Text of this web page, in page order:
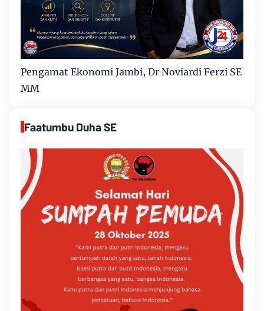
Pengamat Ekonomi Jambi, Dr Noviardi Ferzi SE
MM
Faatumbu Duha SE